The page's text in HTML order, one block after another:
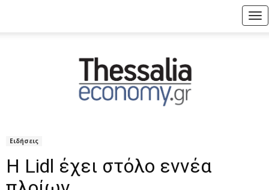
Ειδήσεις
Η Lidl έχει στόλο εννέα